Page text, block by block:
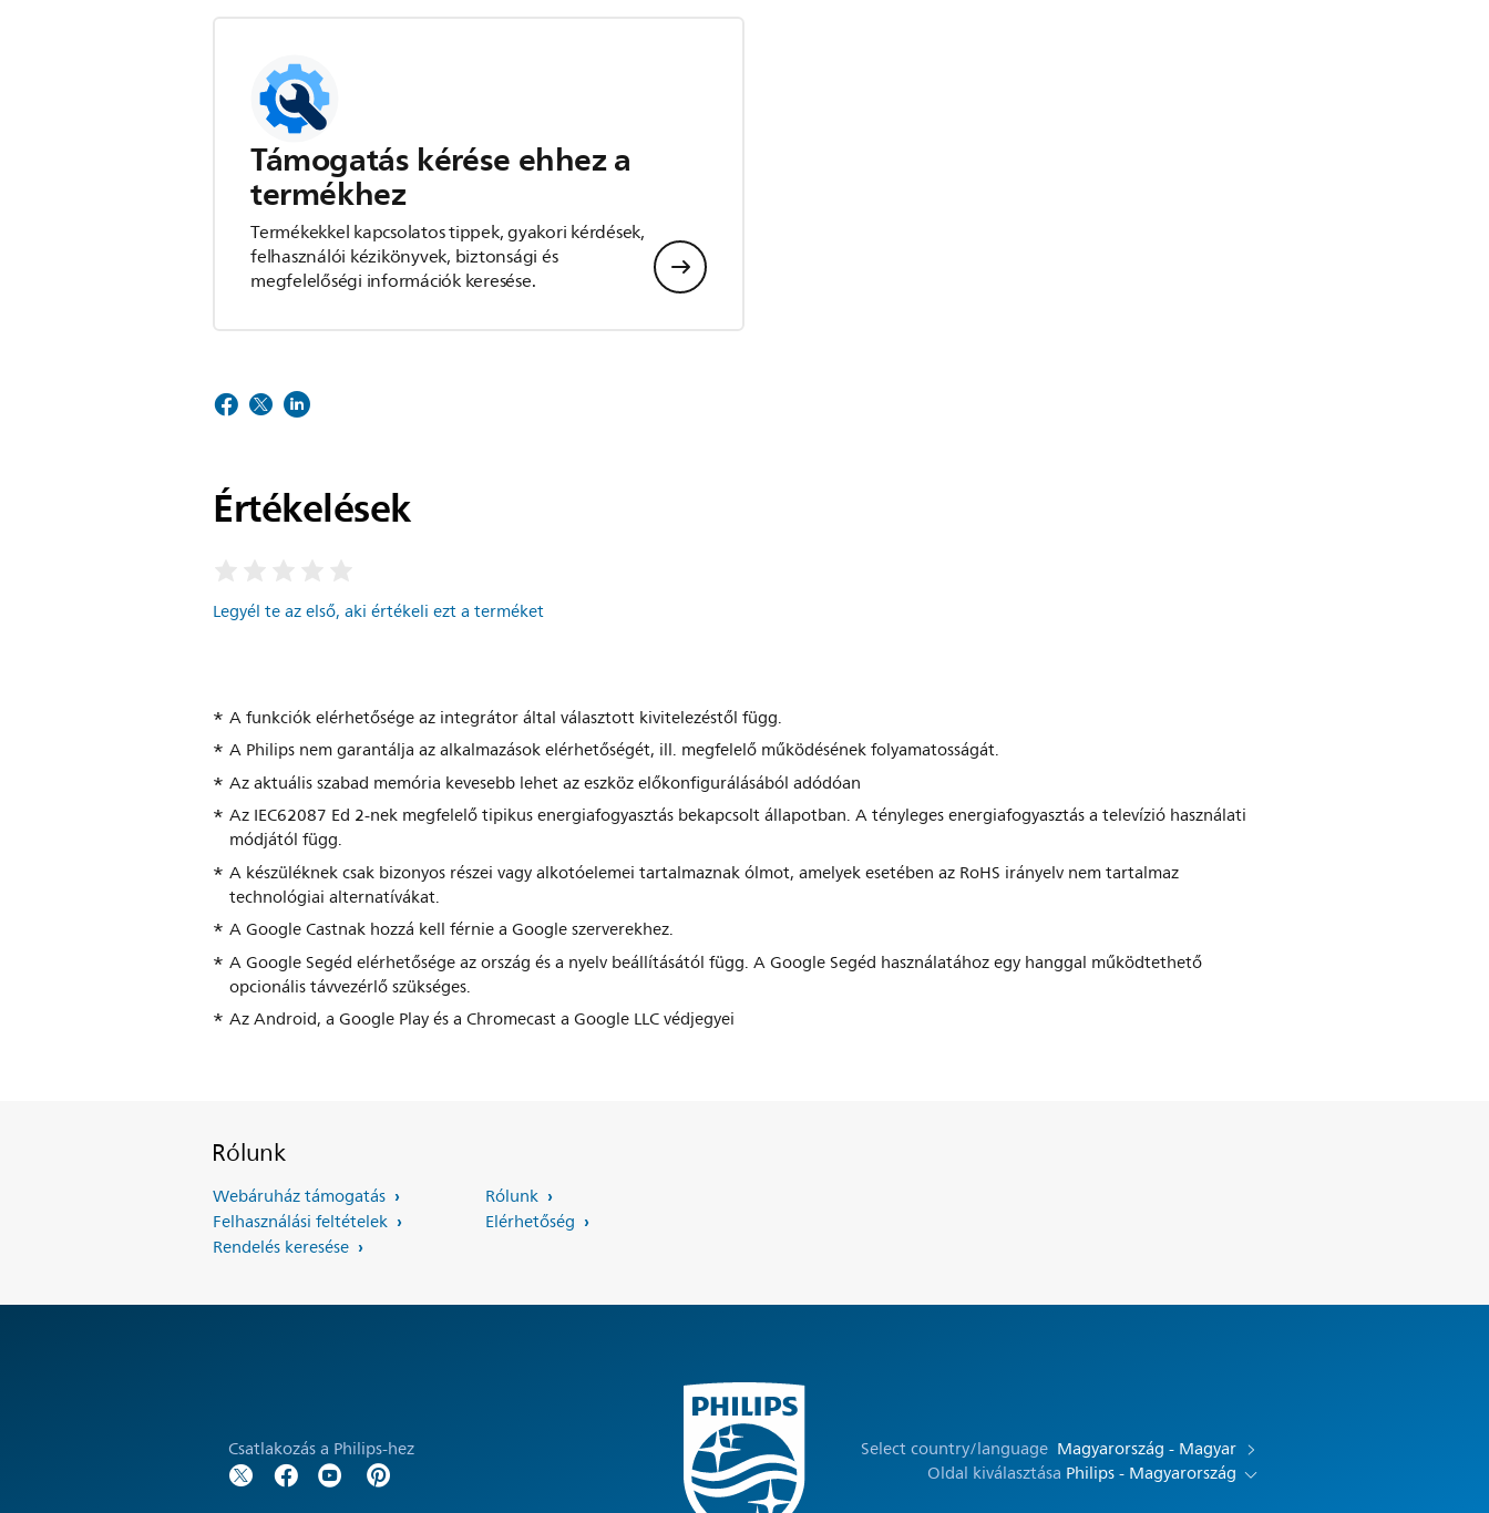
Támogatás kérése ehhez a
termékhez
Termékekkel kapcsolatos tippek, gyakori kérdések,
felhasználói kézikönyvek, biztonsági és
megfelelőségi információk keresése.
Értékelések
Legyél te az első, aki értékeli ezt a terméket
A funkciók elérhetősége az integrátor által választott kivitelezéstől függ.
A Philips nem garantálja az alkalmazások elérhetőségét, ill. megfelelő működésének folyamatosságát.
Az aktuális szabad memória kevesebb lehet az eszköz előkonfigurálásából adódóan
Az IEC62087 Ed 2-nek megfelelő tipikus energiafogyasztás bekapcsolt állapotban. A tényleges energiafogyasztás a televízió használati
módjától függ.
A készüléknek csak bizonyos részei vagy alkotóelemei tartalmaznak ólmot, amelyek esetében az RoHS irányelv nem tartalmaz
technológiai alternatívákat.
A Google Castnak hozzá kell férnie a Google szerverekhez.
A Google Segéd elérhetősége az ország és a nyelv beállításától függ. A Google Segéd használatához egy hanggal működtethető
opcionális távvezérlő szükséges.
Az Android, a Google Play és a Chromecast a Google LLC védjegyei
Rólunk
Webáruház támogatás
Felhasználási feltételek
Rendelés keresése
Rólunk
Elérhetőség
Csatlakozás a Philips-hez Select country/language Magyarország - Magyar
Oldal kiválasztása Philips - Magyarország